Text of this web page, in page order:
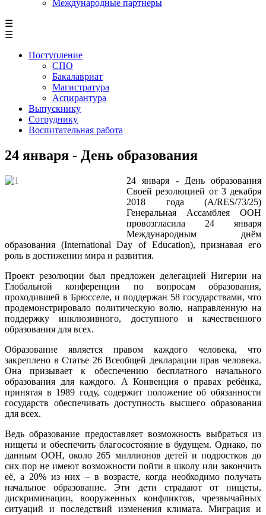
Международные партнеры
☰
☰
Поступление
СПО
Бакалавриат
Магистратура
Аспирантура
Выпускнику
Сотруднику
Воспитательная работа
24 января - День образования
24 января - День образования
Своей резолюцией от 3 декабря
2018 года (A/RES/73/25)
Генеральная Ассамблея ООН
провозгласила 24 января
Международным днём
образования (International Day of Education), признавая его
роль в достижении мира и развития.
Проект резолюции был предложен делегацией Нигерии на
Глобальной конференции по вопросам образования,
проходившей в Брюсселе, и поддержан 58 государствами, что
продемонстрировало политическую волю, направленную на
поддержку инклюзивного, доступного и качественного
образования для всех.
Образование является правом каждого человека, что
закреплено в Статье 26 Всеобщей декларации прав человека.
Она призывает к обеспечению бесплатного начального
образования для каждого. А Конвенция о правах ребёнка,
принятая в 1989 году, содержит положение об обязанности
государств обеспечивать доступность высшего образования
для всех.
Ведь образование предоставляет возможность выбраться из
нищеты и обеспечить благосостояние в будущем. Однако, по
данным ООН, около 265 миллионов детей и подростков до
сих пор не имеют возможности пойти в школу или закончить
её, а 20% из них – в возрасте, когда необходимо получать
начальное образование. Эти дети страдают от нищеты,
дискриминации, вооруженных конфликтов, чрезвычайных
ситуаций и последствий изменения климата. Миграция и